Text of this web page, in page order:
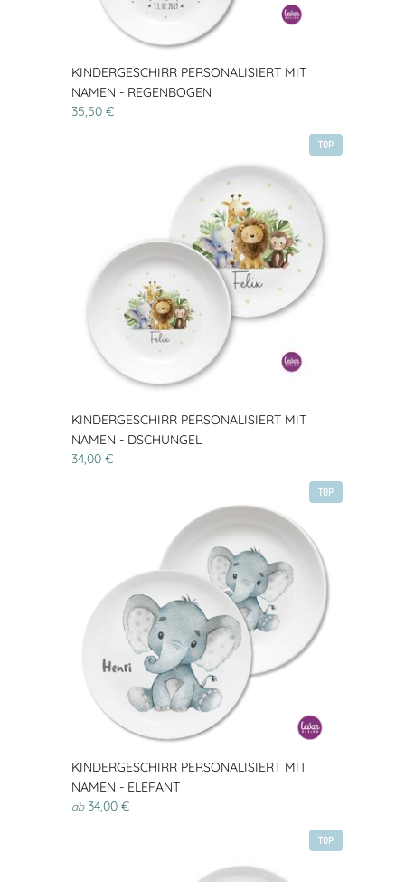
KINDERGESCHIRR PERSONALISIERT MIT
NAMEN - REGENBOGEN
35,50 €
TOP
KINDERGESCHIRR PERSONALISIERT MIT
NAMEN - DSCHUNGEL
34,00 €
TOP
KINDERGESCHIRR PERSONALISIERT MIT
NAMEN - ELEFANT
ab34,00 €
TOP